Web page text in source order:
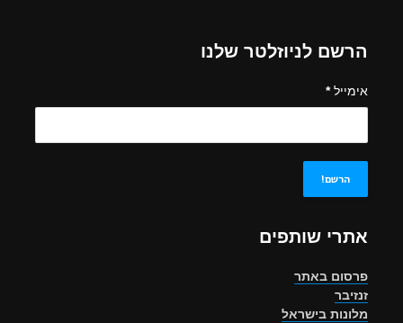
הרשם לניוזלטר שלנו
אימייל*
אתרי שותפים
פרסום באתר
זנזיבר
מלונות בישראל